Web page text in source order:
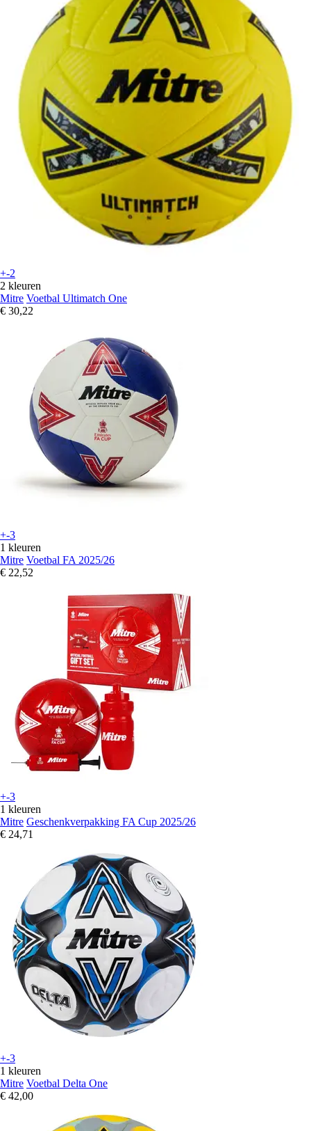
+-2
2 kleuren
Mitre Voetbal Ultimatch One
€ 30,22
+-3
1 kleuren
Mitre Voetbal FA 2025/26
€ 22,52
+-3
1 kleuren
Mitre Geschenkverpakking FA Cup 2025/26
€ 24,71
+-3
1 kleuren
Mitre Voetbal Delta One
€ 42,00